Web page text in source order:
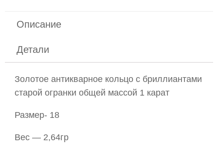
Описание
Детали
Золотое антикварное кольцо с бриллиантами
старой огранки общей массой 1 карат
Размер- 18
Вес — 2,64гр